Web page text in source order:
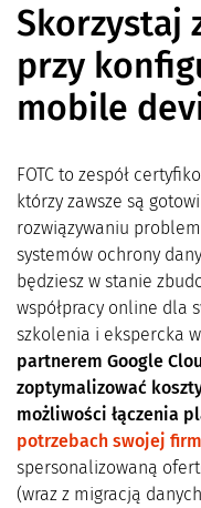
Skorzystaj
przy
mobile
FOTC to zespół
którzy zawsze są
rozwiązywaniu
systemów ochrony
będziesz w stanie
współpracy online dla
szkolenia i ekspercka
partnerem Google
zoptymalizować
możliwości łączenia
potrzebach swojej
spersonalizowaną
(wraz z migracją